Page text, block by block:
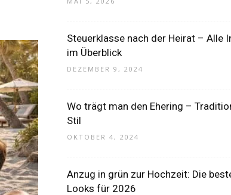
Steuerklasse nach der Heirat – Alle
im Überblick
DEZEMBER 9, 2024
Wo trägt man den Ehering –
Stil
OKTOBER 4, 2024
Anzug in grün zur Hochzeit: Die
Looks für 2026